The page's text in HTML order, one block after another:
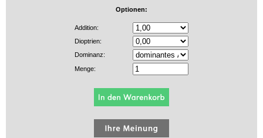
Optionen:
Addition:
Dioptrien:
Dominanz:
Menge: